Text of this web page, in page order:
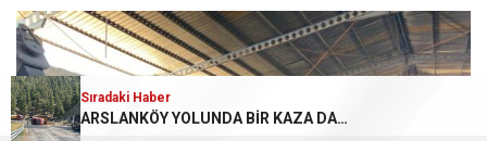
Sıradaki Haber
YAZLIK BÖLGELERDE İNŞAAT HUZURSUZLUĞU!
Sıradaki Haber
Akdeniz’i kirleten 23 tesise 47,5 milyon lira ceza
Sıradaki Haber
ARSLANKÖY YOLUNDA BİR KAZA DAHA… SORUMLU KİM OLACAK? (VİDEO)